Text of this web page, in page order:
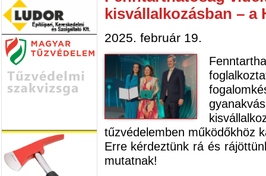
kisvállalkozásban – a
2025. február 19.
tűzvédelemben működőkhöz
Erre kérdeztünk rá és
mutatnak!